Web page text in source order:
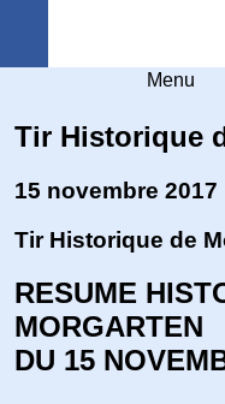
Menu
Tir Historique
15 novembre 2017
Tir Historique de
RESUME
MORGARTEN
DU 15